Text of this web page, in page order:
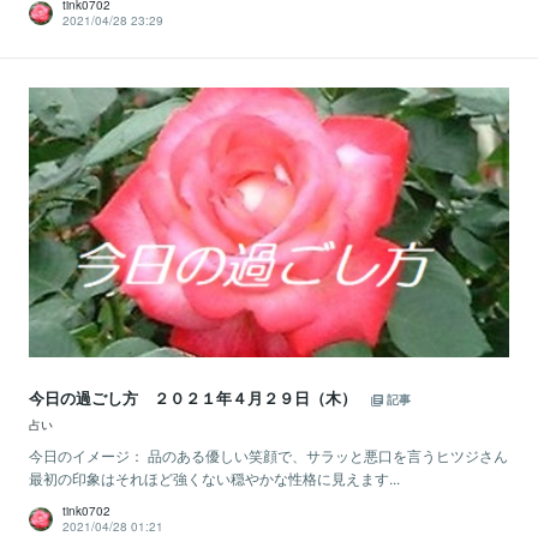
tink0702
2021/04/28 23:29
今日の過ごし方 ２０２１年４月２９日（木）
記事
占い
今日のイメージ： 品のある優しい笑顔で、サラッと悪口を言うヒツジさん
最初の印象はそれほど強くない穏やかな性格に見えます...
tink0702
2021/04/28 01:21